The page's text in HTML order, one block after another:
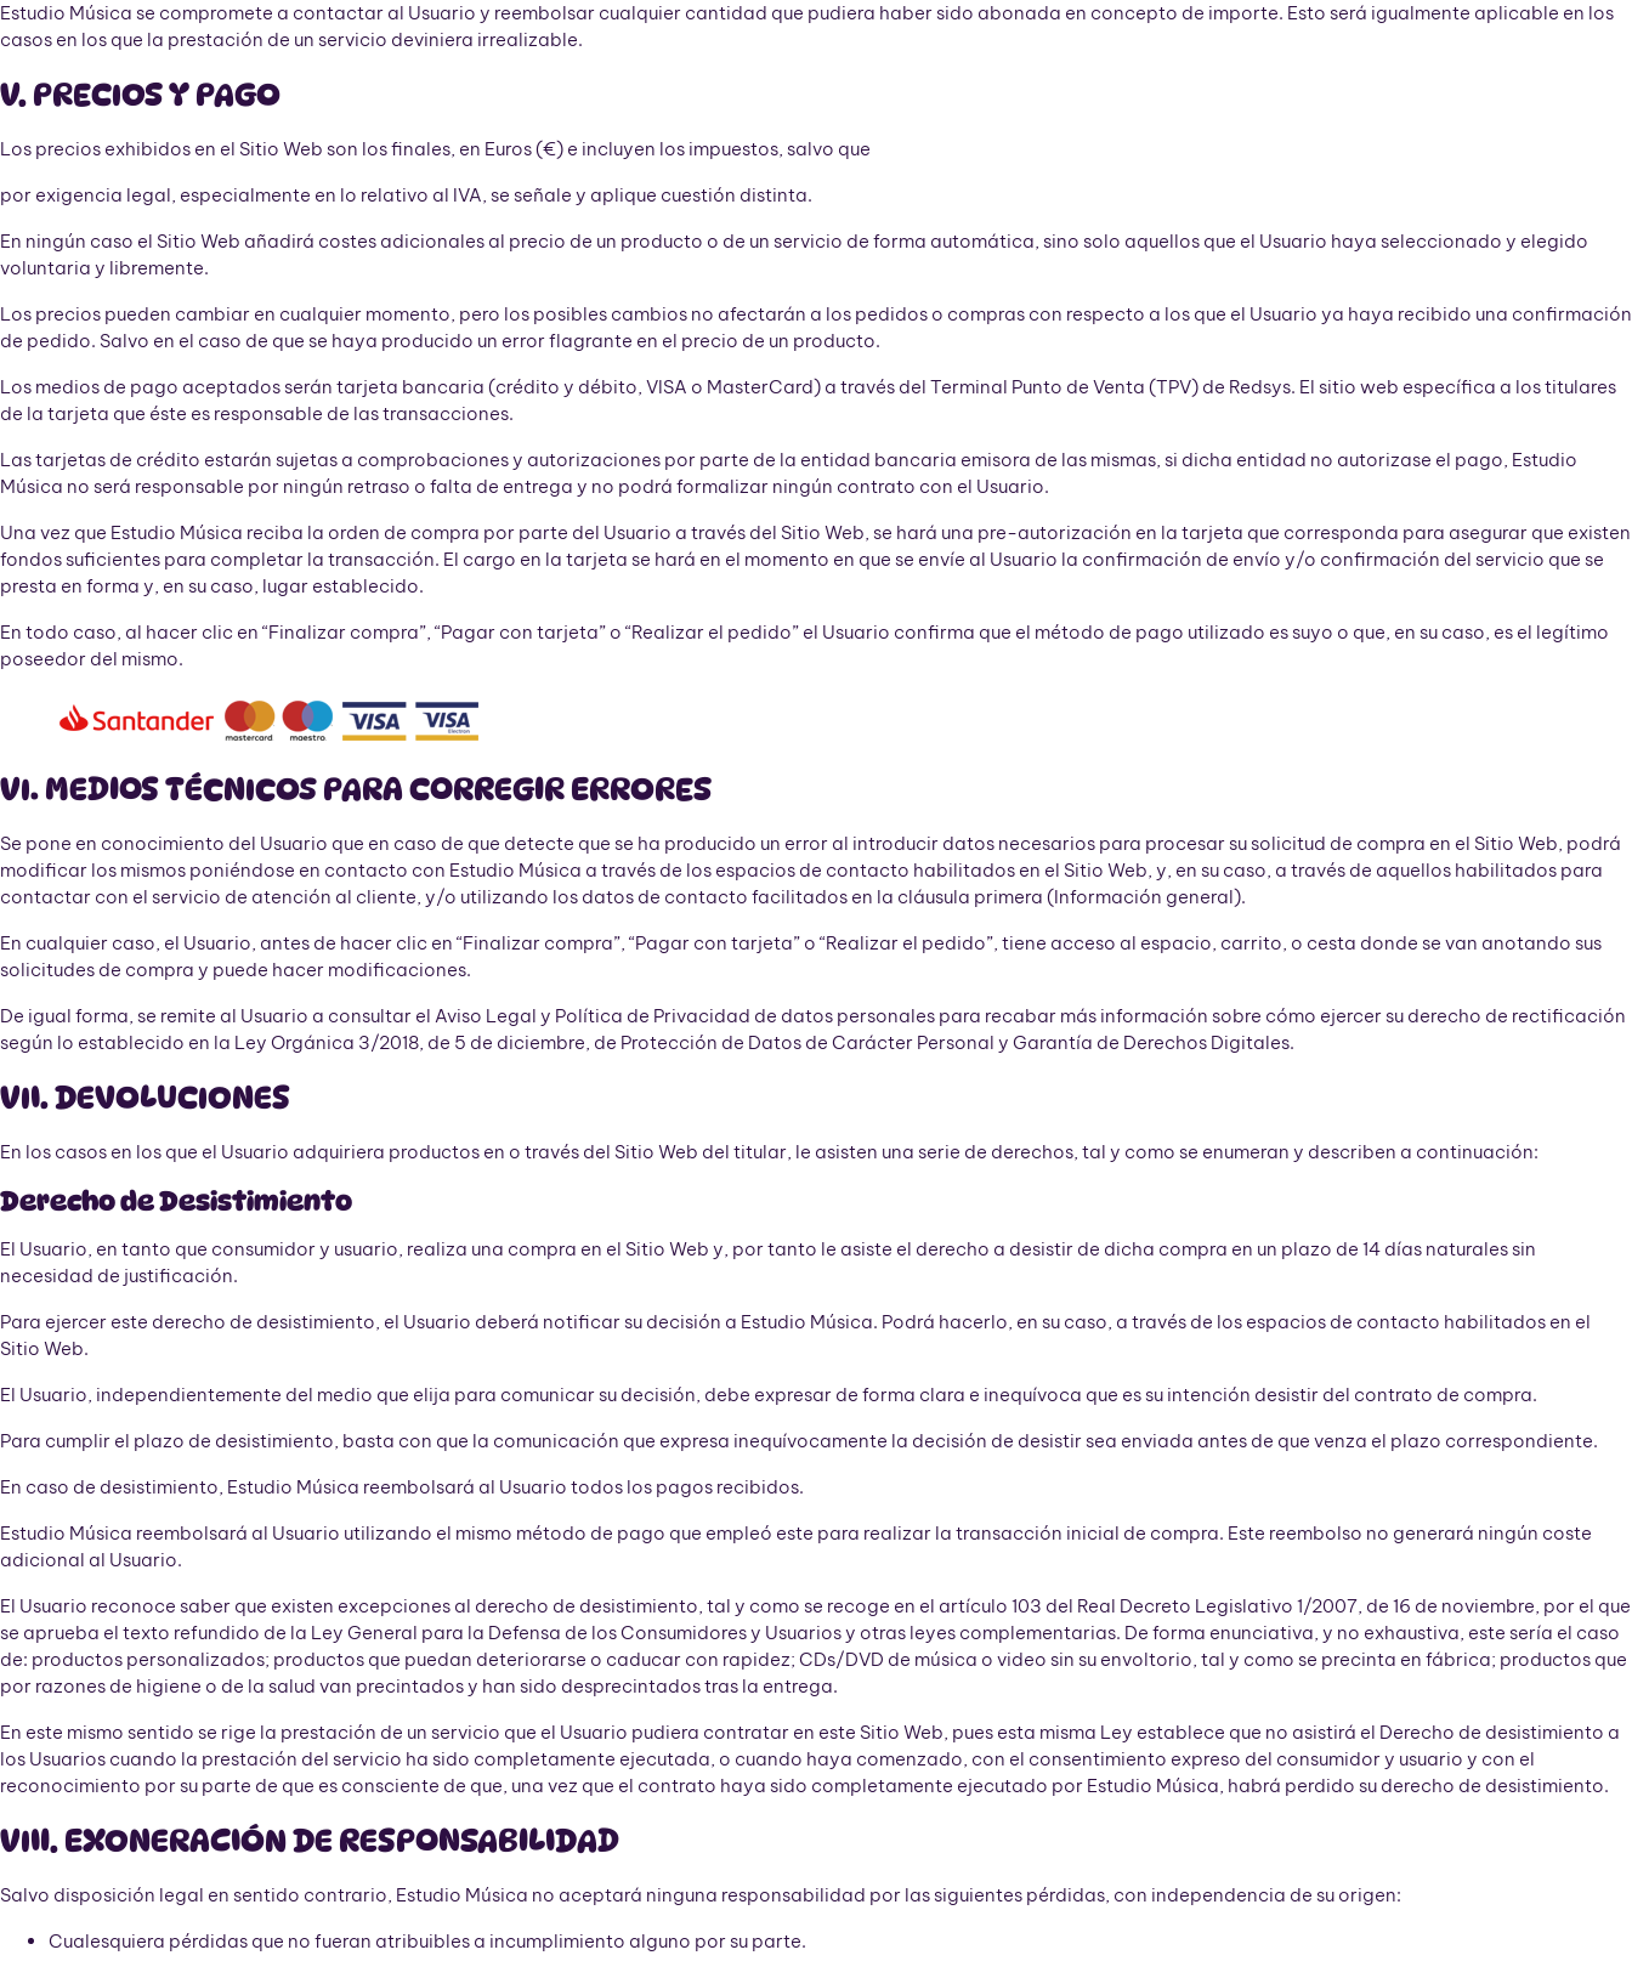
Estudio Música se compromete a contactar al Usuario y reembolsar cualquier cantidad que pudiera haber sido abonada en concepto de importe. Esto será igualmente aplicable en los
casos en los que la prestación de un servicio deviniera irrealizable.
V. PRECIOS Y PAGO
Los precios exhibidos en el Sitio Web son los finales, en Euros (€) e incluyen los impuestos, salvo que
por exigencia legal, especialmente en lo relativo al IVA, se señale y aplique cuestión distinta.
En ningún caso el Sitio Web añadirá costes adicionales al precio de un producto o de un servicio de forma automática, sino solo aquellos que el Usuario haya seleccionado y elegido
voluntaria y libremente.
Los precios pueden cambiar en cualquier momento, pero los posibles cambios no afectarán a los pedidos o compras con respecto a los que el Usuario ya haya recibido una confirmación
de pedido. Salvo en el caso de que se haya producido un error flagrante en el precio de un producto.
Los medios de pago aceptados serán tarjeta bancaria (crédito y débito, VISA o MasterCard) a través del Terminal Punto de Venta (TPV) de Redsys. El sitio web específica a los titulares
de la tarjeta que éste es responsable de las transacciones.
Las tarjetas de crédito estarán sujetas a comprobaciones y autorizaciones por parte de la entidad bancaria emisora de las mismas, si dicha entidad no autorizase el pago, Estudio
Música no será responsable por ningún retraso o falta de entrega y no podrá formalizar ningún contrato con el Usuario.
Una vez que Estudio Música reciba la orden de compra por parte del Usuario a través del Sitio Web, se hará una pre-autorización en la tarjeta que corresponda para asegurar que existen
fondos suficientes para completar la transacción. El cargo en la tarjeta se hará en el momento en que se envíe al Usuario la confirmación de envío y/o confirmación del servicio que se
presta en forma y, en su caso, lugar establecido.
En todo caso, al hacer clic en “Finalizar compra”, “Pagar con tarjeta” o “Realizar el pedido” el Usuario confirma que el método de pago utilizado es suyo o que, en su caso, es el legítimo
poseedor del mismo.
VI. MEDIOS TÉCNICOS PARA CORREGIR ERRORES
Se pone en conocimiento del Usuario que en caso de que detecte que se ha producido un error al introducir datos necesarios para procesar su solicitud de compra en el Sitio Web, podrá
modificar los mismos poniéndose en contacto con Estudio Música a través de los espacios de contacto habilitados en el Sitio Web, y, en su caso, a través de aquellos habilitados para
contactar con el servicio de atención al cliente, y/o utilizando los datos de contacto facilitados en la cláusula primera (Información general).
En cualquier caso, el Usuario, antes de hacer clic en “Finalizar compra”, “Pagar con tarjeta” o “Realizar el pedido”, tiene acceso al espacio, carrito, o cesta donde se van anotando sus
solicitudes de compra y puede hacer modificaciones.
De igual forma, se remite al Usuario a consultar el Aviso Legal y Política de Privacidad de datos personales para recabar más información sobre cómo ejercer su derecho de rectificación
según lo establecido en la Ley Orgánica 3/2018, de 5 de diciembre, de Protección de Datos de Carácter Personal y Garantía de Derechos Digitales.
VII. DEVOLUCIONES
En los casos en los que el Usuario adquiriera productos en o través del Sitio Web del titular, le asisten una serie de derechos, tal y como se enumeran y describen a continuación:
Derecho de Desistimiento
El Usuario, en tanto que consumidor y usuario, realiza una compra en el Sitio Web y, por tanto le asiste el derecho a desistir de dicha compra en un plazo de 14 días naturales sin
necesidad de justificación.
Para ejercer este derecho de desistimiento, el Usuario deberá notificar su decisión a Estudio Música. Podrá hacerlo, en su caso, a través de los espacios de contacto habilitados en el
Sitio Web.
El Usuario, independientemente del medio que elija para comunicar su decisión, debe expresar de forma clara e inequívoca que es su intención desistir del contrato de compra.
Para cumplir el plazo de desistimiento, basta con que la comunicación que expresa inequívocamente la decisión de desistir sea enviada antes de que venza el plazo correspondiente.
En caso de desistimiento, Estudio Música reembolsará al Usuario todos los pagos recibidos.
Estudio Música reembolsará al Usuario utilizando el mismo método de pago que empleó este para realizar la transacción inicial de compra. Este reembolso no generará ningún coste
adicional al Usuario.
El Usuario reconoce saber que existen excepciones al derecho de desistimiento, tal y como se recoge en el artículo 103 del Real Decreto Legislativo 1/2007, de 16 de noviembre, por el que
se aprueba el texto refundido de la Ley General para la Defensa de los Consumidores y Usuarios y otras leyes complementarias. De forma enunciativa, y no exhaustiva, este sería el caso
de: productos personalizados; productos que puedan deteriorarse o caducar con rapidez; CDs/DVD de música o video sin su envoltorio, tal y como se precinta en fábrica; productos que
por razones de higiene o de la salud van precintados y han sido desprecintados tras la entrega.
En este mismo sentido se rige la prestación de un servicio que el Usuario pudiera contratar en este Sitio Web, pues esta misma Ley establece que no asistirá el Derecho de desistimiento a
los Usuarios cuando la prestación del servicio ha sido completamente ejecutada, o cuando haya comenzado, con el consentimiento expreso del consumidor y usuario y con el
reconocimiento por su parte de que es consciente de que, una vez que el contrato haya sido completamente ejecutado por Estudio Música, habrá perdido su derecho de desistimiento.
VIII. EXONERACIÓN DE RESPONSABILIDAD
Salvo disposición legal en sentido contrario, Estudio Música no aceptará ninguna responsabilidad por las siguientes pérdidas, con independencia de su origen:
Cualesquiera pérdidas que no fueran atribuibles a incumplimiento alguno por su parte.